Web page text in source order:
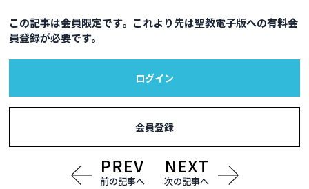
この記事は会員限定です。これより先は聖教電子版への有料会
員登録が必要です。
ログイン
会員登録
前の記事へ 次の記事へ